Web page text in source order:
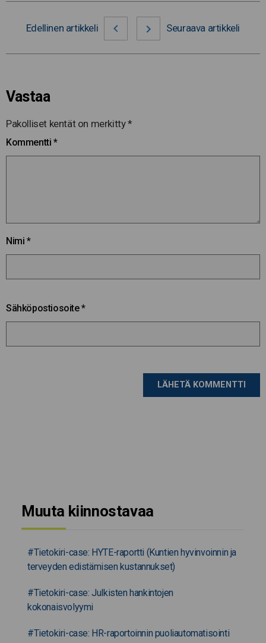
Edellinen artikkeli Seuraava artikkeli
Vastaa
Pakolliset kentät on merkitty*
Kommentti *
Nimi *
Sähköpostiosoite*
Muuta kiinnostavaa
#Tietokiri-case: HYTE-raportti (Kuntien hyvinvoinnin ja
terveyden edistämisen kustannukset)
#Tietokiri-case: Julkisten hankintojen
kokonaisvolyymi
#Tietokiri-case: HR-raportoinnin puoliautomatisointi